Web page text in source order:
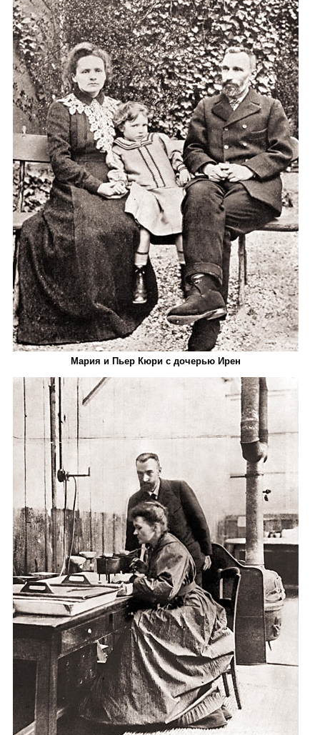
Мария и Пьер Кюри с дочерью Ирен